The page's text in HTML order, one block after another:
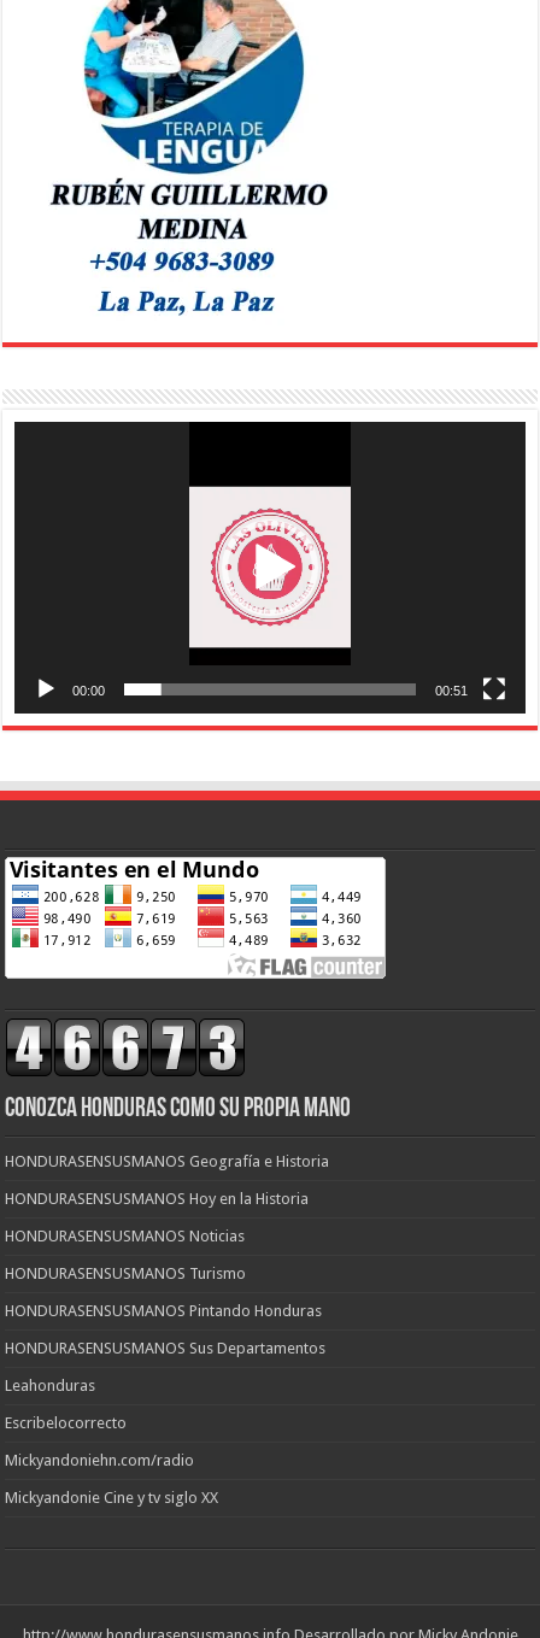
00:00 00:51
CONOZCA HONDURAS COMO SU PROPIA MANO
HONDURASENSUSMANOS Geografía e Historia
HONDURASENSUSMANOS Hoy en la Historia
HONDURASENSUSMANOS Noticias
HONDURASENSUSMANOS Turismo
HONDURASENSUSMANOS Pintando Honduras
HONDURASENSUSMANOS Sus Departamentos
Leahonduras
Escribelocorrecto
Mickyandoniehn.com/radio
Mickyandonie Cine y tv siglo XX